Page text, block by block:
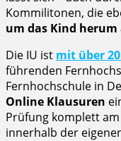
Kommilitonen, die
um das Kind herum
Die IU ist mit über
führenden
Fernhochschule in
Online Klausuren
Prüfung komplett
innerhalb der